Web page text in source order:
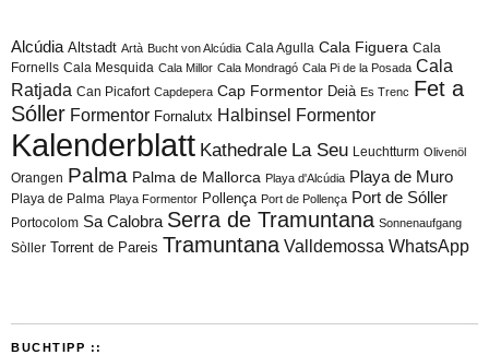
Alcúdia Altstadt Artà Bucht von Alcúdia Cala Agulla Cala Figuera Cala
Fornells Cala Mesquida Cala Millor Cala Mondragó Cala Pi de la Posada Cala
Ratjada Can Picafort Capdepera Cap Formentor Deià Es Trenc Fet a
Sóller Formentor Fornalutx Halbinsel Formentor
Kalenderblatt Kathedrale La Seu Leuchtturm Olivenöl
Orangen Palma Palma de Mallorca Playa d'Alcúdia Playa de Muro
Playa de Palma Playa Formentor Pollença Port de Pollença Port de Sóller
Portocolom Sa Calobra Serra de Tramuntana Sonnenaufgang
Sòller Torrent de Pareis Tramuntana Valldemossa WhatsApp
BUCHTIPP ::